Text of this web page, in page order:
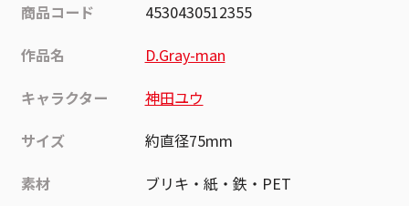
商品コード
4530430512355
作品名
D.Gray-man
キャラクター
神田ユウ
サイズ
約直径75mm
素材
ブリキ・紙・鉄・PET